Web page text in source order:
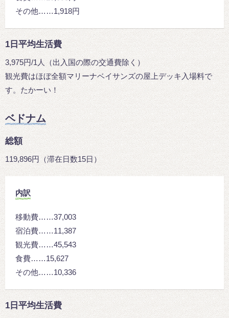
その他……1,918円
1日平均生活費
3,975円/1人（出入国の際の交通費除く）
観光費はほぼ全額マリーナベイサンズの屋上デッキ入場料で
す。たかーい！
ベドナム
総額
119,896円（滞在日数15日）
内訳
移動費……37,003
宿泊費……11,387
観光費……45,543
食費……15,627
その他……10,336
1日平均生活費